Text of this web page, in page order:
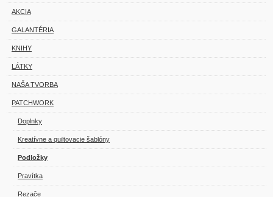
AKCIA
GALANTÉRIA
KNIHY
LÁTKY
NAŠA TVORBA
PATCHWORK
Doplnky
Kreatívne a quiltovacie šablóny
Podložky
Pravítka
Rezače